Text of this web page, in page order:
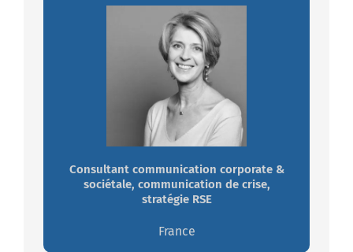
Consultant communication corporate &
sociétale, communication de crise,
stratégie RSE
France
Laurence SEGUILLON
Passionnée par les défis de réputation
du secteur de la santé.
Travaillez avec Laurence